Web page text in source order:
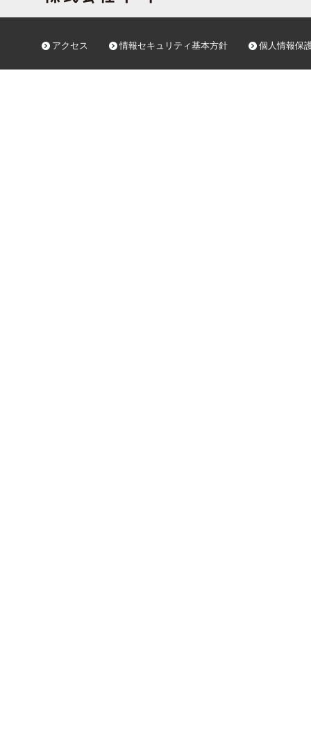
アクセス 情報セキュリティ基本方針 個人情報保